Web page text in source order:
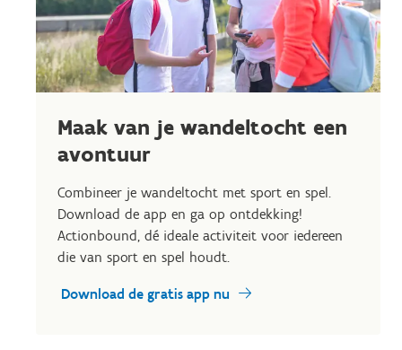
Maak van je wandeltocht een
avontuur
Combineer je wandeltocht met sport en spel.
Download de app en ga op ontdekking!
Actionbound, dé ideale activiteit voor iedereen
die van sport en spel houdt.
Download de gratis app nu